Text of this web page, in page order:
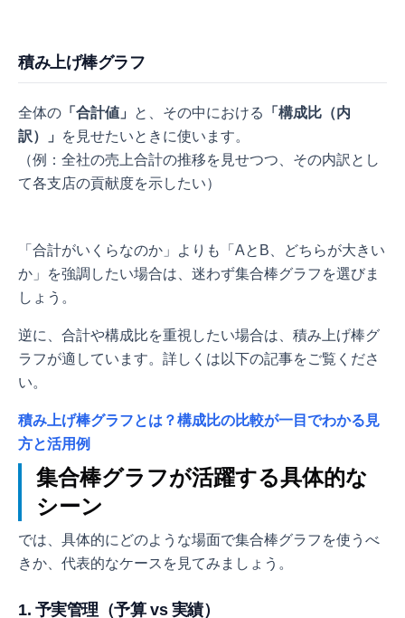
積み上げ棒グラフ
全体の 「合計値」 と、その中における
「構成比（内
訳）」
を見せたいときに使います。
（例：全社の売上合計の推移を見せつつ、その内訳とし
て各支店の貢献度を示したい）
「合計がいくらなのか」よりも「AとB、どちらが大きい
か」を強調したい場合は、迷わず集合棒グラフを選びま
しょう。
逆に、合計や構成比を重視したい場合は、積み上げ棒グ
ラフが適しています。詳しくは以下の記事をご覧くださ
い。
積み上げ棒グラフとは？構成比の比較が一目でわかる見
方と活用例
集合棒グラフが活躍する具体的な
シーン
では、具体的にどのような場面で集合棒グラフを使うべ
きか、代表的なケースを見てみましょう。
1. 予実管理（予算 vs 実績）